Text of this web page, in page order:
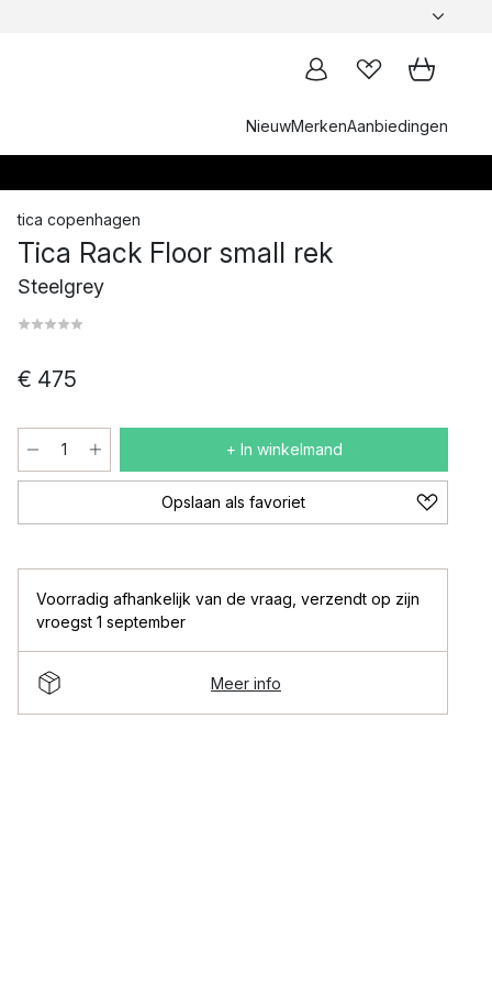
NieuwMerkenAanbiedingen
tica copenhagen
Tica Rack Floor small rek
Steelgrey
€ 475
+ In winkelmand
Opslaan als favoriet
Voorradig afhankelijk van de vraag verzendt op zijn
vroegst 1 september
Meer info